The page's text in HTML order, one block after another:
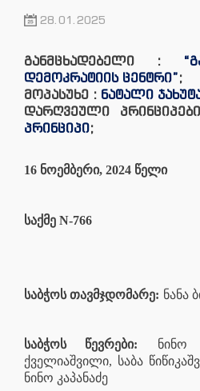
28.01.2025
განმცხადებელი :
დემოკრატიის ცენტრი”;
მოპასუხე : ნატალი
დარღვეული
პრინციპი;
16 ნოემბერი, 2024 წელი
საქმე N-766
საბჭოს თავმჯდომარე: ნანა
საბჭოს წევრები:
ნინო
ქველიაშვილი, საბა
ნინო კაპანაძე